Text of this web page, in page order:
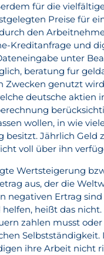
für die
Preise für
den
Kreditanfrage und
unter
beratung fur
Zwecken genutzt
deutsche aktien
wollen, in wie
besitzt. Jährlich Geld
voll über ihn
Wertsteigerung
aus, der die
negativen Ertrag
heißt das
zahlen musst
Selbstständigkeit.
ihre Arbeit nicht